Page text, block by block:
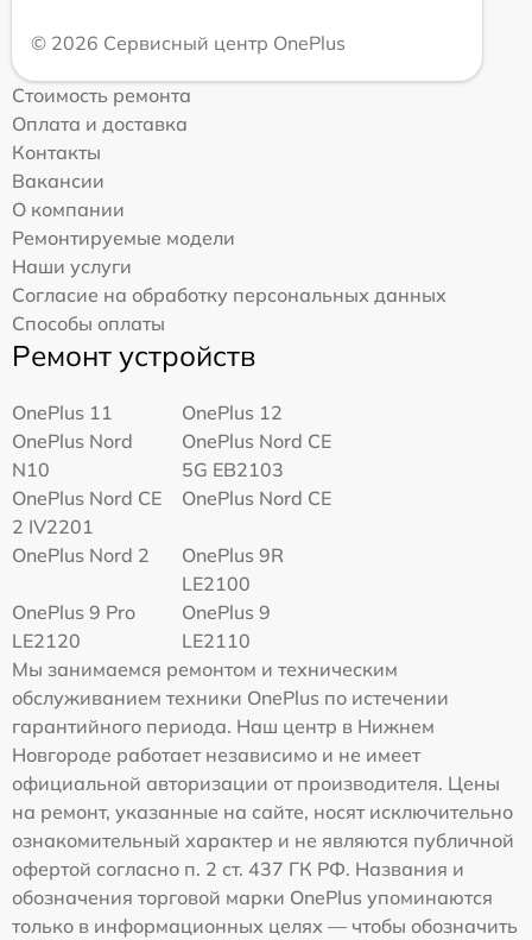
© 2026 Сервисный центр OnePlus
Стоимость ремонта
Оплата и доставка
Контакты
Вакансии
О компании
Ремонтируемые модели
Наши услуги
Согласие на обработку персональных данных
Способы оплаты
Ремонт устройств
OnePlus 11
OnePlus 12
OnePlus Nord
N10
OnePlus Nord CE
5G EB2103
OnePlus Nord CE
2 IV2201
OnePlus Nord CE
OnePlus Nord 2
OnePlus 9R
LE2100
OnePlus 9 Pro
LE2120
OnePlus 9
LE2110
Мы занимаемся ремонтом и техническим
обслуживанием техники OnePlus по истечении
гарантийного периода. Наш центр в Нижнем
Новгороде работает независимо и не имеет
официальной авторизации от производителя. Цены
на ремонт, указанные на сайте, носят исключительно
ознакомительный характер и не являются публичной
офертой согласно п. 2 ст. 437 ГК РФ. Названия и
обозначения торговой марки OnePlus упоминаются
только в информационных целях — чтобы обозначить